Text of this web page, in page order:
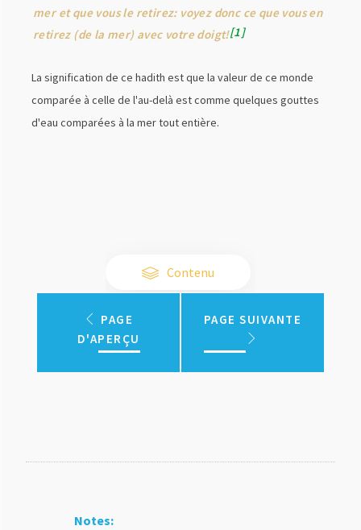
mer et que vous le retirez: voyez donc ce que vous en
retirez (de la mer) avec votre doigt! 1
La signification de ce hadith est que la valeur de ce monde
comparée à celle de l'au-delà est comme quelques gouttes
d'eau comparées à la mer tout entière.
Contenu
PAGE
D'APERÇU
PAGE SUIVANTE
Notes: